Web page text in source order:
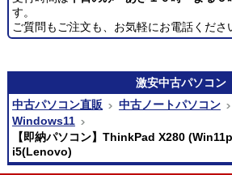
す。
ご質問もご注文も、お気軽にお電話くださ
激安中古パソコン
中古パソコン直販
中古ノートパソコン
Windows11
【即納パソコン】ThinkPad X280
i5(Lenovo)